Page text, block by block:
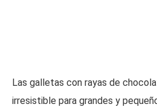
Las galletas con rayas de
irresistible para grandes y